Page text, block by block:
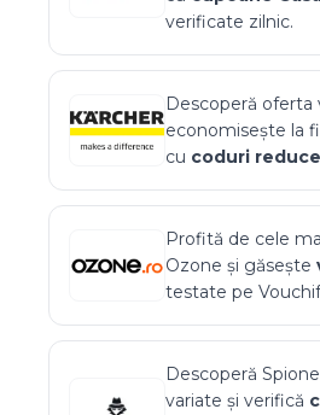
verificate zilnic.
Descoperă oferta
economisește la
cu coduri
Profită de cele
Ozone și găsește
testate pe
Descoperă
variate și verifică